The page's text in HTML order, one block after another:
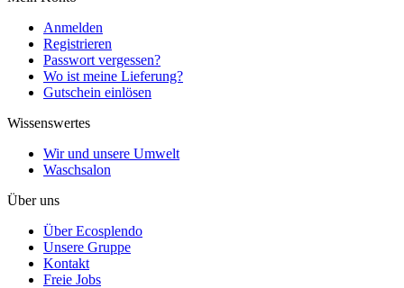
Anmelden
Registrieren
Passwort vergessen?
Wo ist meine Lieferung?
Gutschein einlösen
Wissenswertes
Wir und unsere Umwelt
Waschsalon
Über uns
Über Ecosplendo
Unsere Gruppe
Kontakt
Freie Jobs